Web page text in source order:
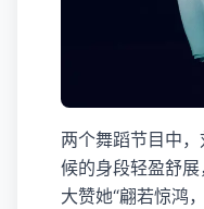
两个舞蹈节目中
候的身段轻盈舒
大赞她“翩若惊鸿